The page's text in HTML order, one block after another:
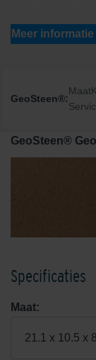
Meer
GeoSteen®:
Maat
GeoSteen®
Specificaties
Maat:
21.1 x 10.5 x 8